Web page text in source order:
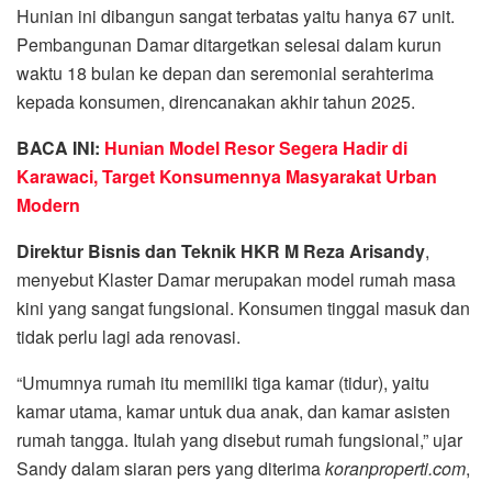
Hunian ini dibangun sangat terbatas yaitu hanya 67 unit.
Pembangunan Damar ditargetkan selesai dalam kurun
waktu 18 bulan ke depan dan seremonial serahterima
kepada konsumen, direncanakan akhir tahun 2025.
BACA INI: Hunian Model Resor Segera Hadir di
Karawaci, Target Konsumennya Masyarakat Urban
Modern
Direktur Bisnis dan Teknik HKR M Reza Arisandy,
menyebut Klaster Damar merupakan model rumah masa
kini yang sangat fungsional. Konsumen tinggal masuk dan
tidak perlu lagi ada renovasi.
“Umumnya rumah itu memiliki tiga kamar (tidur), yaitu
kamar utama, kamar untuk dua anak, dan kamar asisten
rumah tangga. Itulah yang disebut rumah fungsional,” ujar
Sandy dalam siaran pers yang diterimakoranproperti.com,